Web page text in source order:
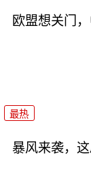
欧盟想关门
最热
暴风来袭，